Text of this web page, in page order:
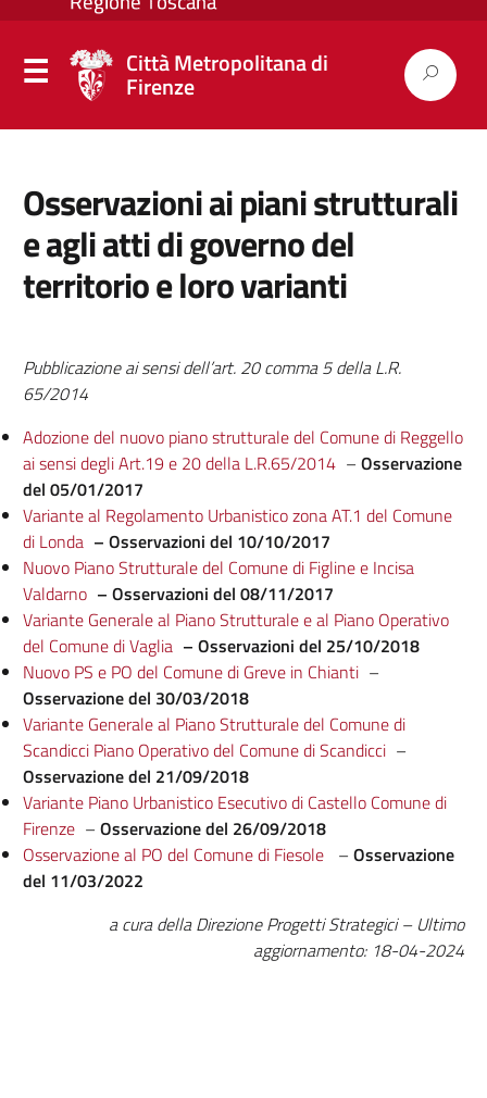
Città Metropolitana di
Firenze
Osservazioni ai piani strutturali
e agli atti di governo del
territorio e loro varianti
Pubblicazione ai sensi dell’art. 20 comma 5 della L.R.
65/2014
Adozione del nuovo piano strutturale del Comune di Reggello
ai sensi degli Art.19 e 20 della L.R.65/2014 – Osservazione
del 05/01/2017
Variante al Regolamento Urbanistico zona AT.1 del Comune
di Londa – Osservazioni del 10/10/2017
Nuovo Piano Strutturale del Comune di Figline e Incisa
Valdarno – Osservazioni del 08/11/2017
Variante Generale al Piano Strutturale e al Piano Operativo
del Comune di Vaglia – Osservazioni del 25/10/2018
Nuovo PS e PO del Comune di Greve in Chianti –
Osservazione del 30/03/2018
Variante Generale al Piano Strutturale del Comune di
Scandicci Piano Operativo del Comune di Scandicci –
Osservazione del 21/09/2018
Variante Piano Urbanistico Esecutivo di Castello Comune di
Firenze – Osservazione del 26/09/2018
Osservazione al PO del Comune di Fiesole – Osservazione
del 11/03/2022
a cura della Direzione Progetti Strategici – Ultimo
aggiornamento: 18-04-2024